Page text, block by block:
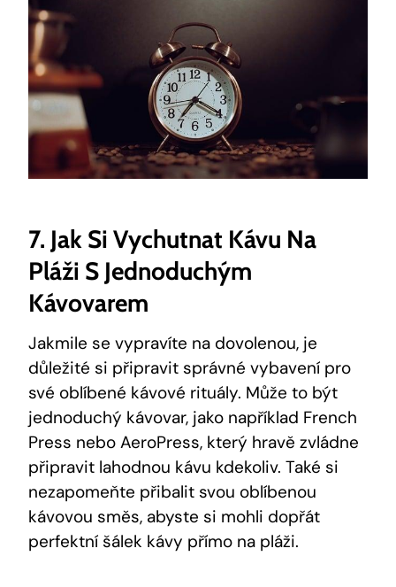
7. Jak Si Vychutnat Kávu Na
Pláži S Jednoduchým
Kávovarem
Jakmile se vypravíte na dovolenou, je
důležité si připravit správné vybavení pro
své oblíbené kávové rituály. Může to být
jednoduchý kávovar, jako například French
Press nebo AeroPress, který hravě zvládne
připravit lahodnou kávu kdekoliv. Také si
nezapomeňte přibalit svou oblíbenou
kávovou směs, abyste si mohli dopřát
perfektní šálek kávy přímo na pláži.